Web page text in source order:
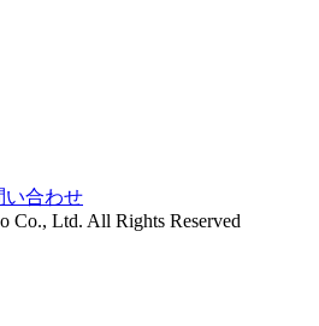
い合わせ
Co., Ltd. All Rights Reserved